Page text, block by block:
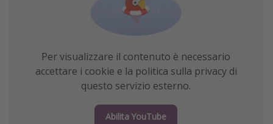
Per visualizzare il contenuto è necessario
accettare i cookie e la politica sulla privacy di
questo servizio esterno.
Abilita YouTube